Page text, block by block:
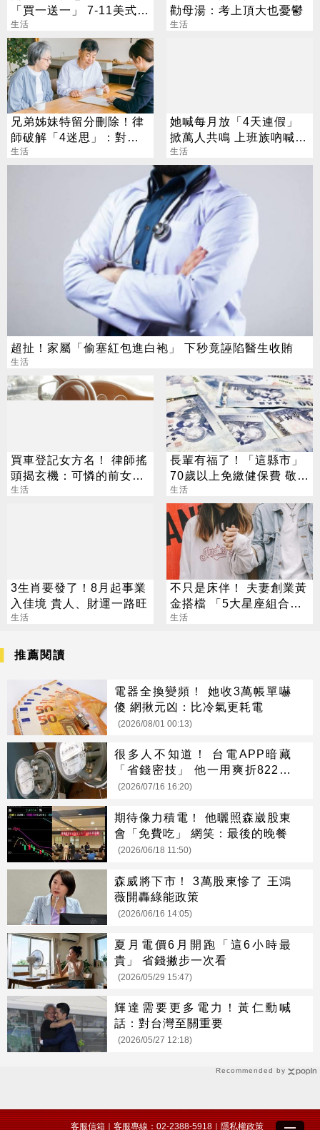
「買一送一」 7-11美式買
7送7
生活
勸母湯：考上頂大也憂鬱
生活
兄弟姊妹特留分刪除！律
師破解「4迷思」：對頂
客族影響最大
生活
她喊每月放「4天連假」
掀萬人共鳴 上班族吶喊：
這樣才活得像人
生活
超扯！家屬「偷塞紅包進白袍」 下秒竟誣陷醫生收賄
生活
買車登記女方名！ 律師搖
頭揭玄機：可憐的前女友
我見太多
生活
長輩有福了！「這縣市」
70歲以上免繳健保費 敬老
金加碼到2000元
生活
3生肖要發了！8月起事業
入佳境 貴人、財運一路旺
生活
不只是床伴！ 夫妻創業黃
金搭檔 「5大星座組合」
最會賺
生活
Recommended by
推薦閱讀
電器全換變頻！ 她收3萬帳單嚇
傻 網揪元凶：比冷氣更耗電
(2026/08/01 00:13)
很多人不知道！ 台電APP暗藏
「省錢密技」 他一用爽折822元
電費
(2026/07/16 16:20)
期待像力積電！ 他曬照森崴股東
會「免費吃」 網笑：最後的晚餐
(2026/06/18 11:50)
森威將下市！ 3萬股東慘了 王鴻
薇開轟綠能政策
(2026/06/16 14:05)
夏月電價6月開跑「這6小時最
貴」 省錢撇步一次看
(2026/05/29 15:47)
輝達需要更多電力！黃仁勳喊
話：對台灣至關重要
(2026/05/27 12:18)
客服信箱｜客服專線：02-2388-5918｜隱私權政策